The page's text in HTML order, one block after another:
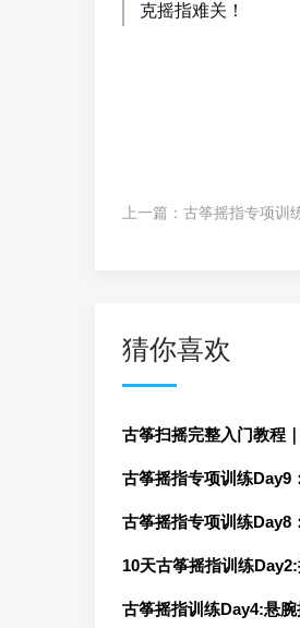
克摇指难关！
上一篇： 古筝摇指专项训
猜你喜欢
古筝扫摇完整入门教程
古筝摇指专项训练Day9
古筝摇指专项训练Day8
10天古筝摇指训练
古筝摇指训练Day4:悬